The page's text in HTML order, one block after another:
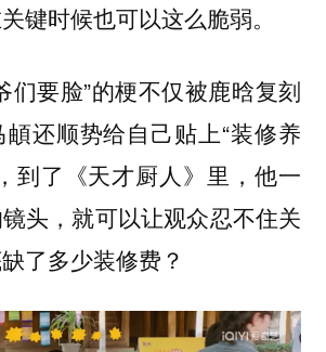
键时候也可以这么脆弱。
们要脸”的梗不仅被鹿晗复刻
还顺势给自己贴上“装修养
到了《天才厨人》里，他一
头，就可以让观众忍不住关
了多少装修费？